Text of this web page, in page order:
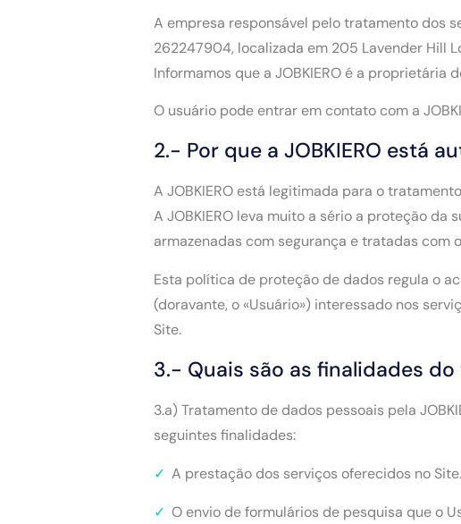
A empresa responsável pelo tratamento dos
262247904, localizada em 205 Lavender Hill
Informamos que a JOBKIERO é a proprietária
O usuário pode entrar em contato com a
2.- Por que a JOBKIERO está
A JOBKIERO está legitimada para o
A JOBKIERO leva muito a sério a proteção da
armazenadas com segurança e tratadas com
Esta política de proteção de dados regula o
(doravante, o «Usuário») interessado nos
Site.
3.- Quais são as finalidades
3.a) Tratamento de dados pessoais pela
seguintes finalidades:
A prestação dos serviços oferecidos no Site.
O envio de formulários de pesquisa que o